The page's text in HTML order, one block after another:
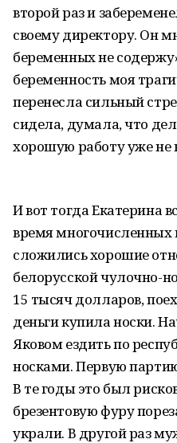
второй раз и
своему директору. Он
беременных не
беременность моя
перенесла сильный
сидела, думала, что
хорошую работу уже
И вот тогда Екатерина
время многочисленных
сложились хорошие
белорусской чулочно-
15 тысяч долларов,
деньги купила носки.
Яковом ездить по
носками. Первую
В те годы это был
брезентовую фуру
украли. В другой раз